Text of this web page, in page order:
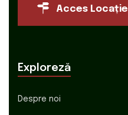
Acces Locație
Exploreză
Despre noi